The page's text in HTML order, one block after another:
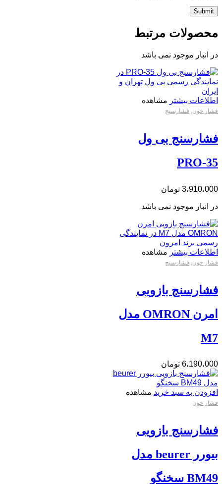
محصولات مرتبط
در انبار موجود نمی باشد
اطلاعات بیشتر مشاهده
فشار خون, فشارسنج
فشارسنج بی ول
PRO-35
3،910،000 تومان
در انبار موجود نمی باشد
اطلاعات بیشتر مشاهده
فشار خون فشارسنج
فشارسنج بازویی
امرن OMRON مدل
M7
6،190،000 تومان
افزودن به سبد خرید مشاهده
فشار خون
فشارسنج بازویی
بیورر beurer مدل
BM49 سخنگو